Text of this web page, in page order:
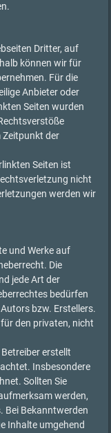
Dritter, auf
können wir für
Für die
Anbieter oder
Seiten wurden
der
Seiten ist
nicht
werden wir
und Werke auf
Die
jede Art der
bedürfen
bzw. Erstellers.
den privaten, nicht
erstellt
Insbesondere
Sollten Sie
werden,
Bei Bekanntwerden
Inhalte umgehend